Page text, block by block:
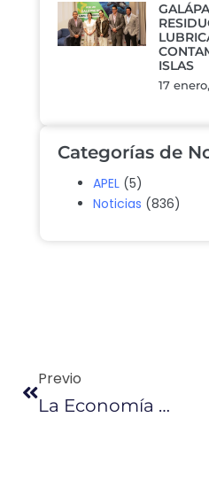
ISLAS
17
Categorías de
APEL (5)
Noticias (836)
Previo
La Economía Circular Podría Generar 4 Millones De Empleos En América Latina